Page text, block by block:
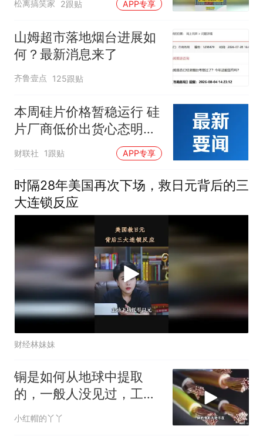
松离搞笑家 2跟贴 APP专享
山姆超市落地烟台进展如
何？最新消息来了
齐鲁壹点 125跟贴
本周硅片价格暂稳运行 硅
片厂商低价出货心态明显
减弱
财联社 1跟贴 APP专享
时隔28年美国再次下场，救日元背后的三
大连锁反应
财经林妹妹
铜是如何从地球中提取
的，一般人没见过，工艺
令人大开眼界
小红帽的丫丫